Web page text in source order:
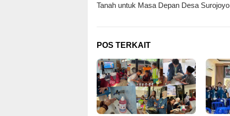
Tanah untuk Masa Depan Desa Surojoyo
POS TERKAIT